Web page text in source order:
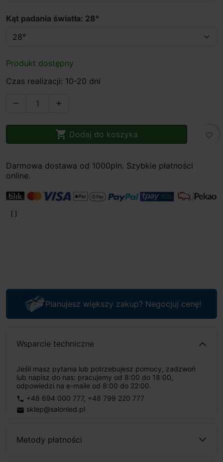
Kąt padania światła: 28°
Produkt dostępny
Czas realizacji: 10-20 dni
 
 Dodaj do koszyka favorite_border
Darmowa dostawa od 1000pln. Szybkie płatności
online.
Planujesz większy zakup? Negocjuj cenę!
Wsparcie techniczne
Jeśli masz pytania lub potrzebujesz pomocy, zadzwoń
lub napisz do nas: pracujemy od 8:00 do 18:00,
odpowiedzi na e-maile od 8:00 do 22:00.
phone +48 694 000 777, +48 799 220 777
email sklep@salonled.pl
Metody płatności